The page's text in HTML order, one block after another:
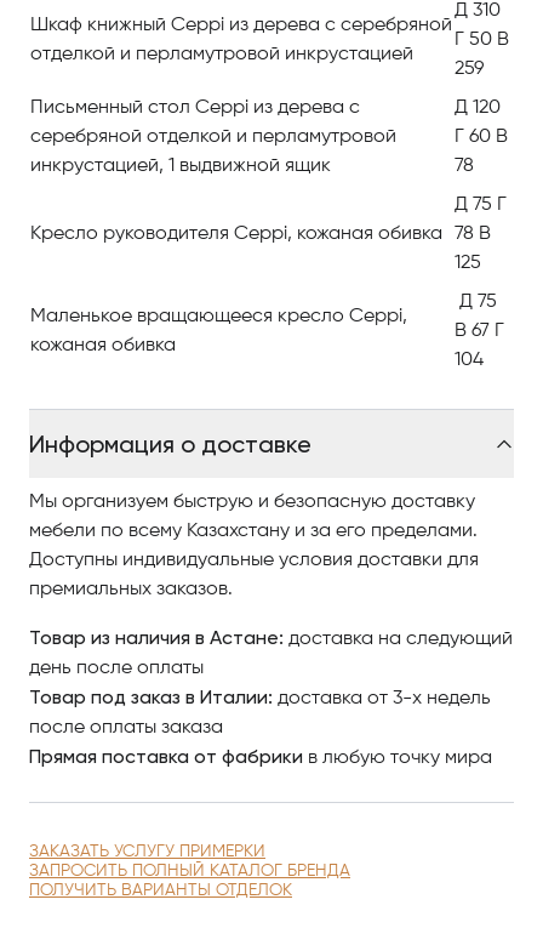
Ceppi Style идёт в ногу со временем, но чтит
традиции. Какие бы модные веяния не были
остаются незыблемыми: богемный стиль и
непревзойдённое качество.
письменный стол, книжный шкаф, компьютерный
Шкаф книжный Ceppi из дерева с серебряной
отделкой и перламутровой инкрустацией
Д 310
Г 50 В
259
Письменный стол Ceppi из дерева с
серебряной отделкой и перламутровой
инкрустацией, 1 выдвижной ящик
Д 120
Г 60 В
78
Кресло руководителя Ceppi, кожаная обивка
Д 75 Г
78 В
125
Маленькое вращающееся кресло Ceppi,
кожаная обивка
Д 75
В 67 Г
104
Информация о доставке
Мы организуем быструю и безопасную доставку
мебели по всему Казахстану и за его пределами.
Доступны индивидуальные условия доставки для
премиальных заказов.
Товар из наличия в Астане: доставка на следующий
день после оплаты
Товар под заказ в Италии: доставка от 3-х недель
после оплаты заказа
Прямая поставка от фабрики в любую точку мира
ЗАКАЗАТЬ УСЛУГУ ПРИМЕРКИ
ЗАПРОСИТЬ ПОЛНЫЙ КАТАЛОГ БРЕНДА
ПОЛУЧИТЬ ВАРИАНТЫ ОТДЕЛОК